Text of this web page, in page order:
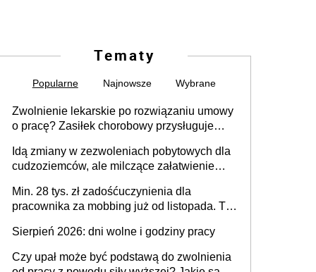
Tematy
Popularne Najnowsze Wybrane
Zwolnienie lekarskie po rozwiązaniu umowy
o pracę? Zasiłek chorobowy przysługuje
dni od ustania stosunku pracy
Idą zmiany w zezwoleniach pobytowych dla
cudzoziemców, ale milczące załatwienie
Min. 28 tys. zł zadośćuczynienia dla
pracownika za mobbing już od listopada. To
zespołu
Sierpień 2026: dni wolne i godziny pracy
Czy upał może być podstawą do zwolnienia